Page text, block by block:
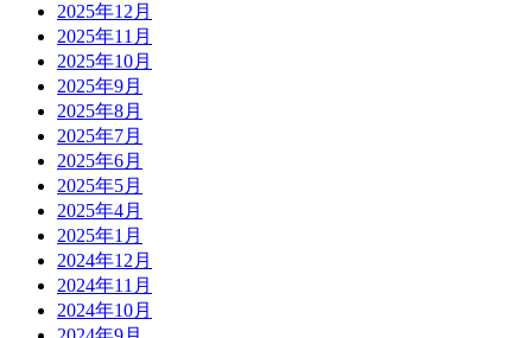
2025年12月
2025年11月
2025年10月
2025年9月
2025年8月
2025年7月
2025年6月
2025年5月
2025年4月
2025年1月
2024年12月
2024年11月
2024年10月